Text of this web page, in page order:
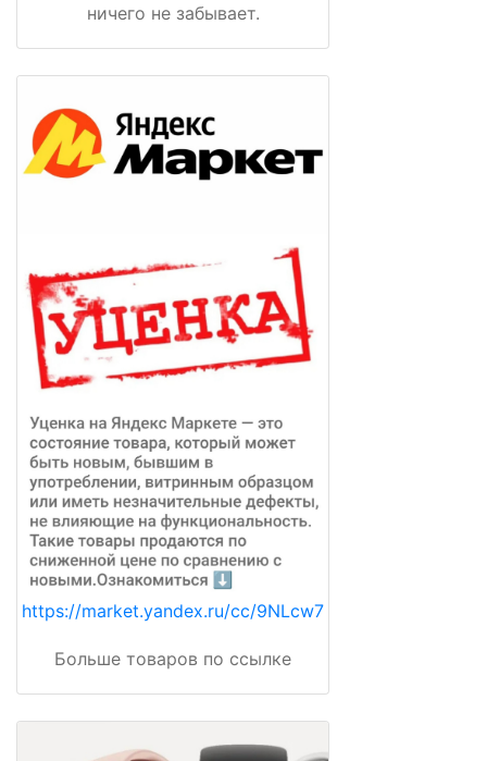
ничего не забывает.
https://market.yandex.ru/cc/9NLcw7
Больше товаров по ссылке